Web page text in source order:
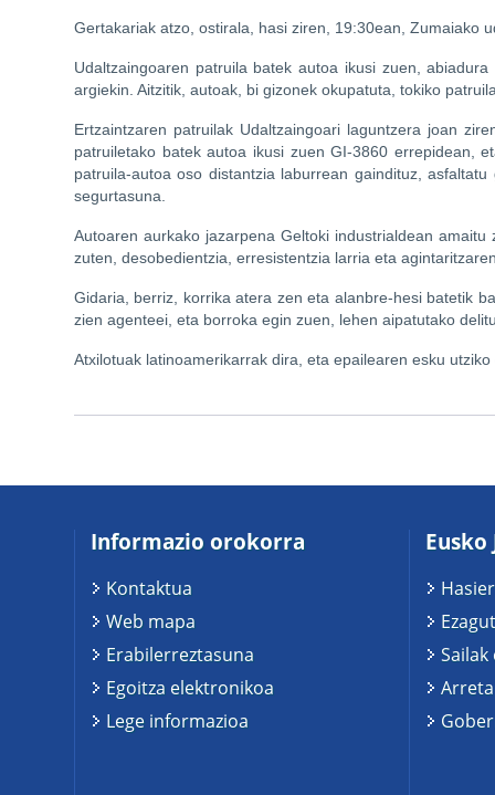
Gertakariak atzo, ostirala, hasi ziren, 19:30ean, Zumaiako
Udaltzaingoaren patruila batek autoa ikusi zuen,
argiekin. Aitzitik, autoak, bi gizonek okupatuta, tokiko
Ertzaintzaren patruilak Udaltzaingoari laguntzera joan
patruiletako batek autoa ikusi zuen GI-3860 errepidean,
patruila-autoa oso distantzia laburrean gaindituz,
segurtasuna.
Autoaren aurkako jazarpena Geltoki industrialdean
zuten, desobedientzia, erresistentzia larria eta
Gidaria, berriz, korrika atera zen eta alanbre-hesi batetik
zien agenteei, eta borroka egin zuen, lehen aipatutako
Atxilotuak latinoamerikarrak dira, eta epailearen esku
Informazio orokorra
Kontaktua
Web mapa
Erabilerreztasuna
Egoitza elektronikoa
Lege informazioa